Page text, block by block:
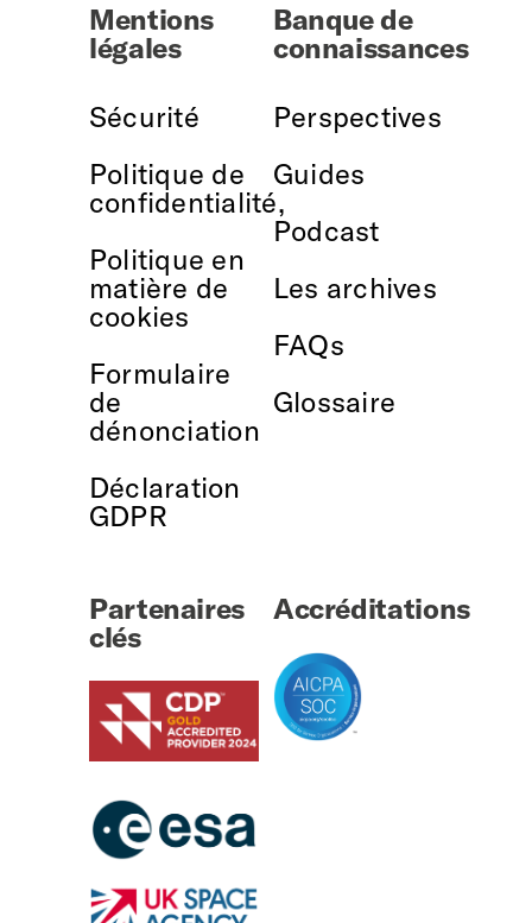
Mentions
légales
Sécurité
Politique de
confidentialité,
Politique en
matière de
cookies
Formulaire
de
dénonciation
Déclaration
GDPR
Banque de
connaissances
Perspectives
Guides
Podcast
Les archives
FAQs
Glossaire
Partenaires
clés
Accréditations